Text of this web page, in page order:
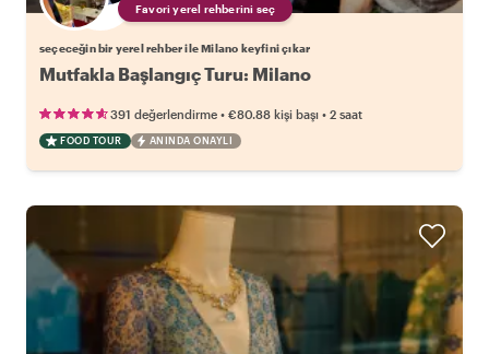
Favori yerel rehberini seç
seçeceğin bir yerel rehber ile Milano keyfini çıkar
Mutfakla Başlangıç Turu: Milano
391 değerlendirme • €80.88 kişi başı • 2 saat
FOOD TOUR ANINDA ONAYLI